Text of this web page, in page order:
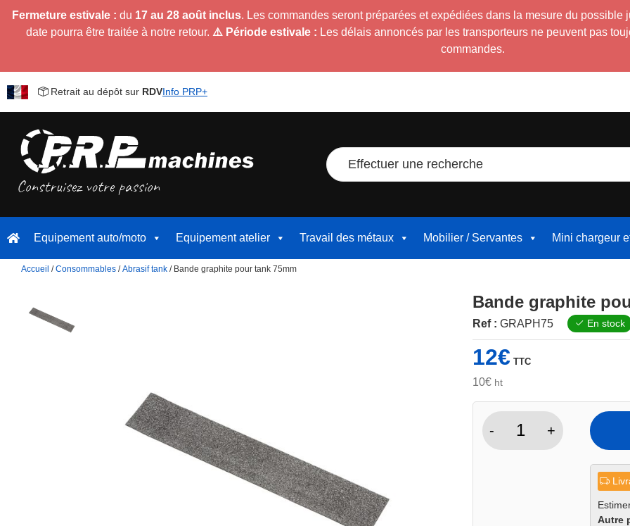
Fermeture estivale : du 17 au 28 août inclus. Les commandes seront préparées et expédiées dans la mesure du possible
date pourra être traitée à notre retour. ⚠️ Période estivale : Les délais annoncés par les transporteurs ne peuvent pas
commandes.
Retrait au dépôt sur RDVInfo PRP+
Effectuer une recherche
Equipement auto/moto Equipement atelier Travail des métaux Mobilier / Servantes Mini chargeur
Accueil /Consommables /Abrasif tank / Bande graphite pour tank 75mm
Bande graphite
Ref : GRAPH75 En stock
12€ TTC
10€ ht
-
quantité
+
Autre